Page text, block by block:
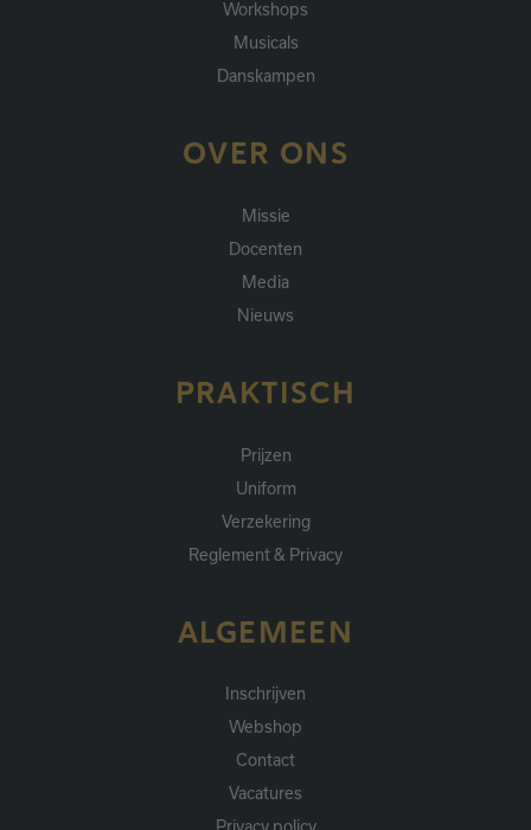
Workshops
Musicals
Danskampen
OVER ONS
Missie
Docenten
Media
Nieuws
PRAKTISCH
Prijzen
Uniform
Verzekering
Reglement & Privacy
ALGEMEEN
Inschrijven
Webshop
Contact
Vacatures